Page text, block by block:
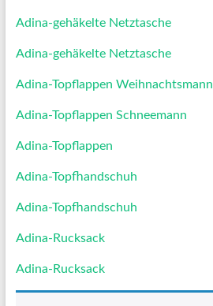
Adina-gehäkelte Netztasche
Adina-gehäkelte Netztasche
Adina-Topflappen Weihnachtsmann
Adina-Topflappen Schneemann
Adina-Topflappen
Adina-Topfhandschuh
Adina-Topfhandschuh
Adina-Rucksack
Adina-Rucksack